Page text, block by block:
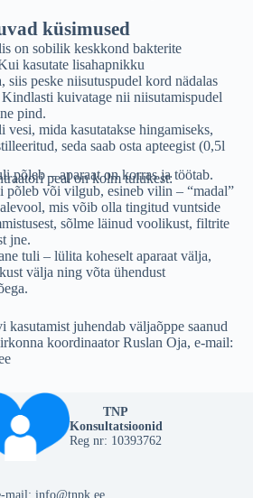
küsimused
on sobilik keskkond bakterite
kasutate lisahapnikku
siis peske niisutuspudel kord nädalas
kuivatage nii niisutamispudel
pind.
vesi, mida kasutatakse hingamiseks,
seda saab osta apteegist (0,5l
peal on kolm tulukest:
põleb – aparaat on korras ja töötab.
põleb või vilgub, esineb vilin – “madal”
mis võib olla tingitud vuntside
sõlme läinud voolikust, filtrite
jne.
tuli – lülita koheselt aparaat välja,
välja ning võta ühendust
kasutamist juhendab väljaõppe saanud
koordinaator Ruslan Oja, e-mail:
TNP
Konsultatsioonid
Reg nr: 10393762
mail: info@tnpk.ee